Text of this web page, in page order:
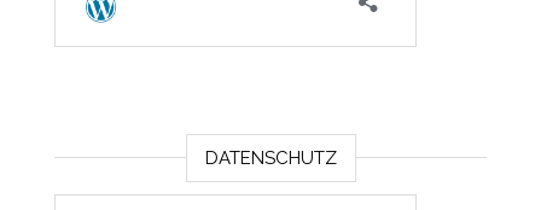
DATENSCHUTZ